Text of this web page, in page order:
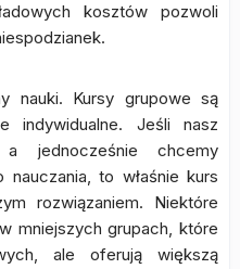
kosztów pozwoli
nauki. Kursy grupowe są
indywidualne. Jeśli nasz
jednocześnie chcemy
to właśnie kurs
rozwiązaniem. Niektóre
mniejszych grupach, które
ale oferują większą